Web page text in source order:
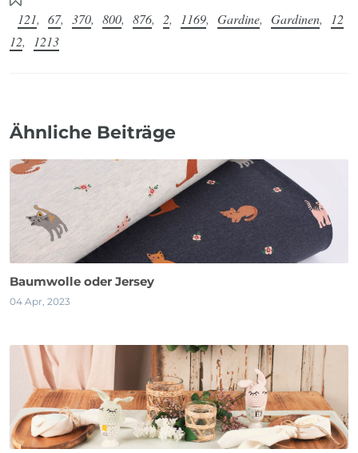
121, 67, 370, 800, 876, 2, 1169, Gardine, Gardinen,
12
12, 1213
Ähnliche Beiträge
Baumwolle oder Jersey
04 Apr, 2023